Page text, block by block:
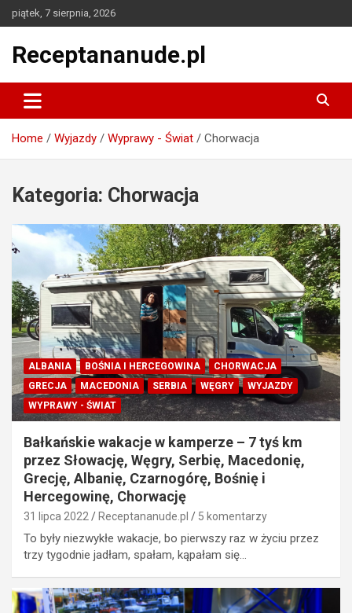
Skip
to
piątek, 7 sierpnia, 2026
Receptananude.pl
Home Wyjazdy Wyprawy - Świat Chorwacja
Kategoria: Chorwacja
ALBANIA BOŚNIA I HERCEGOWINA
CHORWACJA
GRECJA
MACEDONIA SERBIA WĘGRY
WYJAZDY
WYPRAWY - ŚWIAT
Bałkańskie wakacje w kamperze – 7 tyś km
przez Słowację, Węgry, Serbię, Macedonię,
Grecję, Albanię, Czarnogórę, Bośnię i
Hercegowinę, Chorwację
31 lipca 2022 Receptananude.pl 5 komentarzy
To były niezwykłe wakacje, bo pierwszy raz w życiu przez
trzy tygodnie jadłam, spałam, kąpałam się…